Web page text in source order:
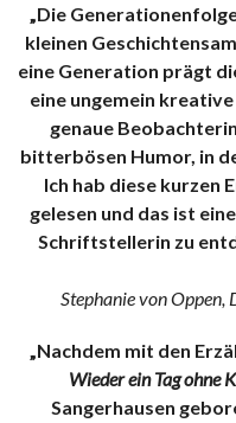
„Die
kleinen
eine Generation prägt
eine ungemein
genaue
bitterbösen Humor, in
Ich hab diese kurzen
gelesen und das ist
Schriftstellerin zu
Stephanie von
„Nachdem mit den
Wieder ein Tag ohne
Sangerhausen